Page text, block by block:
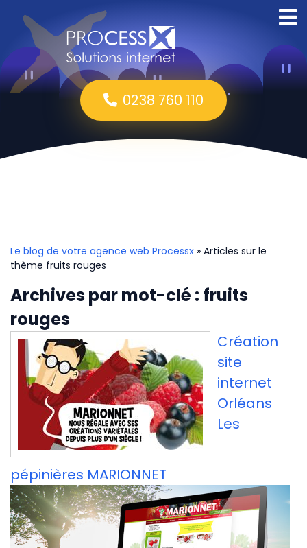
0238 760 110
Le blog de votre agence web Processx » Articles sur le
thème fruits rouges
Archives par mot-clé : fruits
rouges
Création
site
internet
Orléans
Les
pépinières MARIONNET